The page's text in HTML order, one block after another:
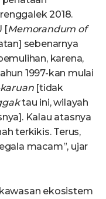
2018.
[Memorandum of
sebenarnya
karena,
1997-kan mulai
[tidak
tau ini, wilayah
Kalau atasnya
terkikis. Terus,
macam”, ujar
ekosistem